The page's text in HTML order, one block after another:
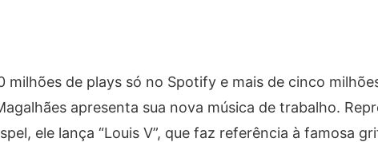
milhões de plays só no Spotify e mais de cinco
apresenta sua nova música de trabalho.
ele lança “Louis V”, que faz referência à famosa